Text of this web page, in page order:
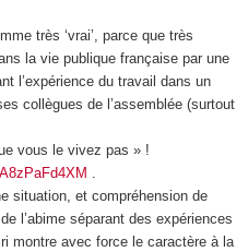
très ‘vrai’, parce que très
la vie publique française par une
l’expérience du travail dans un
collègues de l’assemblée (surtout
vous le vivez pas » !
.
situation, et compréhension de
l’abime séparant des expériences
montre avec force le caractère à la